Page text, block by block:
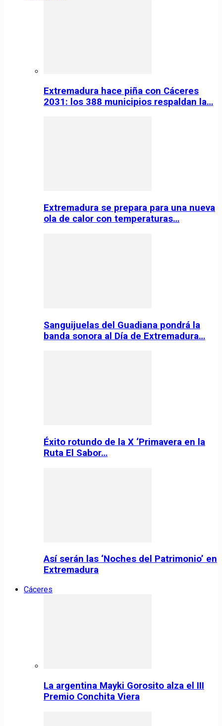
Extremadura hace piña con Cáceres
2031: los 388 municipios respaldan la…
Extremadura se prepara para una nueva
ola de calor con temperaturas…
Sanguijuelas del Guadiana pondrá la
banda sonora al Día de Extremadura…
Éxito rotundo de la X ‘Primavera en la
Ruta El Sabor…
Así serán las ‘Noches del Patrimonio’ en
Extremadura
Cáceres
La argentina Mayki Gorosito alza el III
Premio Conchita Viera